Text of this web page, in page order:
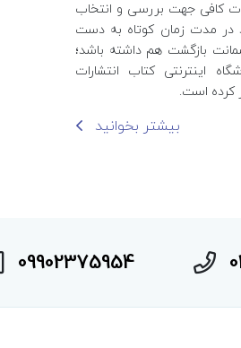
کافی جهت بررسی و انتخاب
در مدت زمان کوتاه به دست
بازگشت هم داشته باشد؛
اینترنتی کتاب انتشارات
کرده است.
بیشتر بخوانید
09902375954